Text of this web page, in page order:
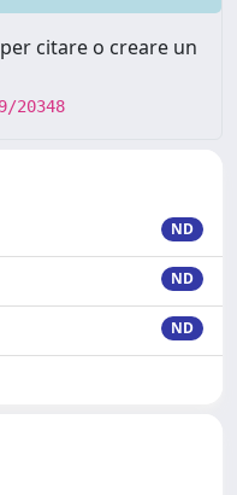
citare o creare un
20348
ND
ND
ND